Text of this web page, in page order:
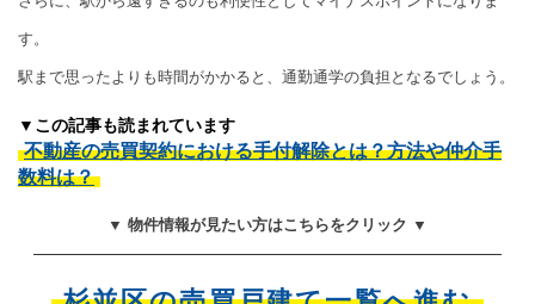
す。
駅まで思ったよりも時間がかかると、通勤通学の負担となるでしょう。
▼この記事も読まれています
不動産の売買契約における手付解除とは？方法や仲介手
数料は？
▼ 物件情報が見たい方はこちらをクリック ▼